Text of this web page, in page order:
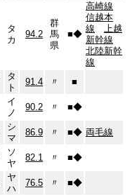
タ
カ
94.2
群
馬
県
■◆
高崎線
信越本
線
上越
新幹線
北陸新幹
線
タ
ト
91.4 〃 ■
イ
ノ
90.2 〃 ■◆
シ
マ
86.9 〃 ■◆ 両毛線
ソ
ヤ
82.1 〃 ■◆
ヤ
ハ
76.5 〃 ■◆